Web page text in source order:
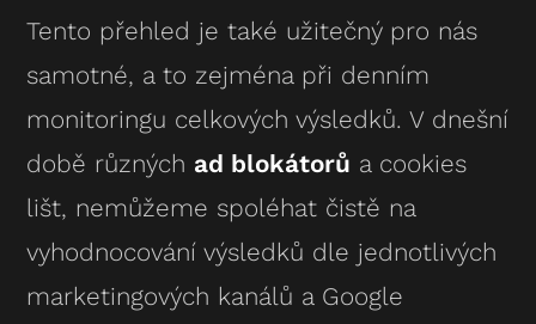
Tento přehled je také užitečný pro nás
samotné, a to zejména při denním
monitoringu celkových výsledků. V dnešní
době různých ad blokátorů a cookies
lišt, nemůžeme spoléhat čistě na
vyhodnocování výsledků dle jednotlivých
marketingových kanálů a Google